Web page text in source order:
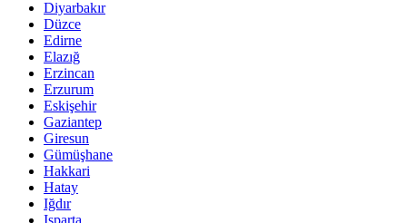
Diyarbakır
Düzce
Edirne
Elazığ
Erzincan
Erzurum
Eskişehir
Gaziantep
Giresun
Gümüşhane
Hakkari
Hatay
Iğdır
Isparta